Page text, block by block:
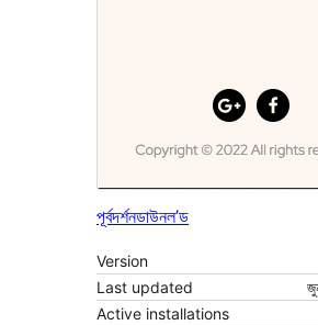
পূৰ্বদৰ্শনডাউনল’ড
Version
Last updated
Active installations